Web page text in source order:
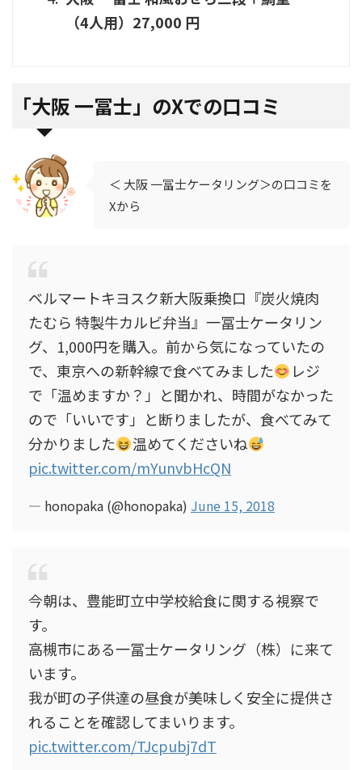
（4人用）27,000 円
「大阪 一冨士」のXでの口コミ
＜ 大阪 一冨士ケータリング＞の口コミを
Xから
ベルマートキヨスク新大阪乗換口『炭火焼肉
たむら 特製牛カルビ弁当』一冨士ケータリン
グ、1,000円を購入。前から気になっていたの
で、東京への新幹線で食べてみました
レジ
で「温めますか？」と聞かれ、時間がなかった
ので「いいです」と断りましたが、食べてみて
分かりました
温めてくださいね
pic.twitter.com/mYunvbHcQN
— honopaka (@honopaka) June 15, 2018
今朝は、豊能町立中学校給食に関する視察で
す。
高槻市にある一冨士ケータリング（株）に来て
います。
我が町の子供達の昼食が美味しく安全に提供さ
れることを確認してまいります。
pic.twitter.com/TJcpubj7dT